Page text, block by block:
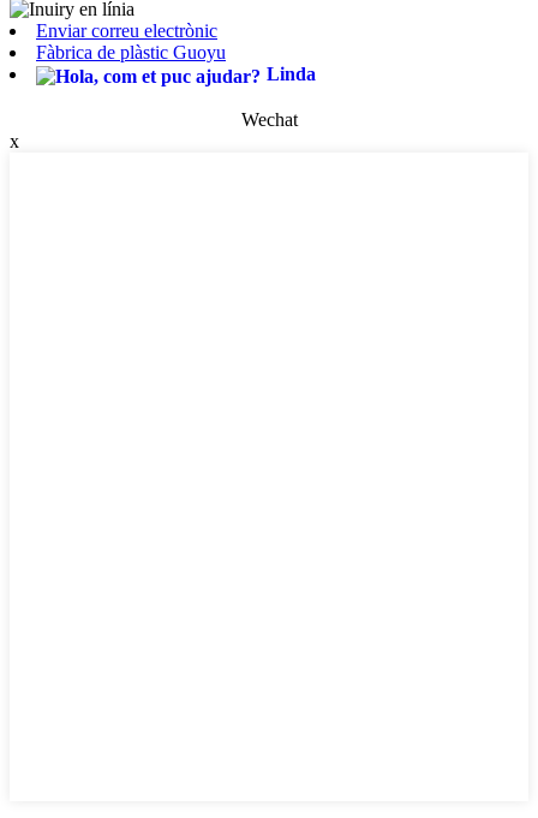
Enviar correu electrònic
Fàbrica de plàstic Guoyu
Linda
Wechat
x